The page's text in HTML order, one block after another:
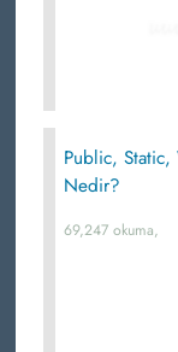
Public,
Nedir?
69,247 okuma,